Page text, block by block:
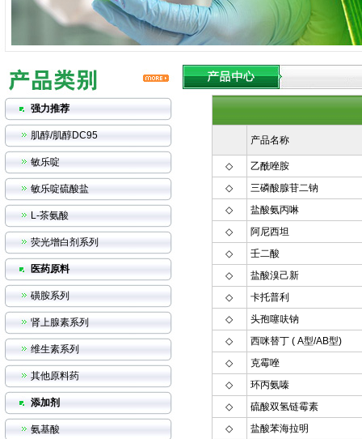
强力推荐
肌醇/肌醇DC95
敏乐啶
敏乐啶硫酸盐
L-茶氨酸
荧光增白剂系列
医药原料
磺胺系列
肾上腺素系列
维生素系列
其他原料药
添加剂
氨基酸
产品名称
◇
乙酰唑胺
◇
三磷酸腺苷二钠
◇
盐酸氨丙啉
◇
阿尼西坦
◇
壬二酸
◇
盐酸溴己新
◇
卡托普利
◇
头孢噻呋钠
◇
西咪替丁 ( A型/AB型)
◇
克霉唑
◇
环丙氨嗪
◇
硫酸双氢链霉素
◇
盐酸苯海拉明